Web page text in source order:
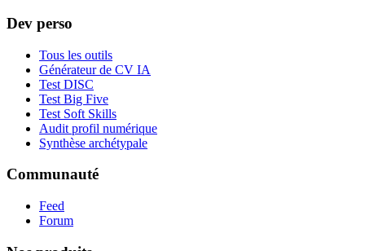
Dev perso
Tous les outils
Générateur de CV IA
Test DISC
Test Big Five
Test Soft Skills
Audit profil numérique
Synthèse archétypale
Communauté
Feed
Forum